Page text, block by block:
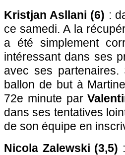
Kristjan Asllani (6) :
ce samedi. A la
a été simplement
intéressant dans ses
avec ses
ballon de but à
72e minute par
dans ses tentatives
de son équipe en
Nicola Zalewski (3,5)